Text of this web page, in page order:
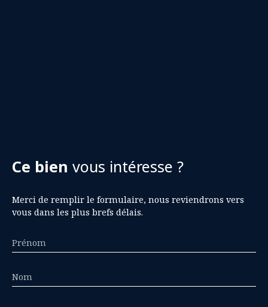
Ce bien vous intéresse ?
Merci de remplir le formulaire, nous reviendrons vers
vous dans les plus brefs délais.
Prénom
Nom